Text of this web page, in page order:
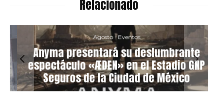
Relacionado
Agosto Eventos
Anyma presentará su deslumbrante
espectáculo «ÆDEN» en el Estadio GNP
Seguros de la Ciudad de México